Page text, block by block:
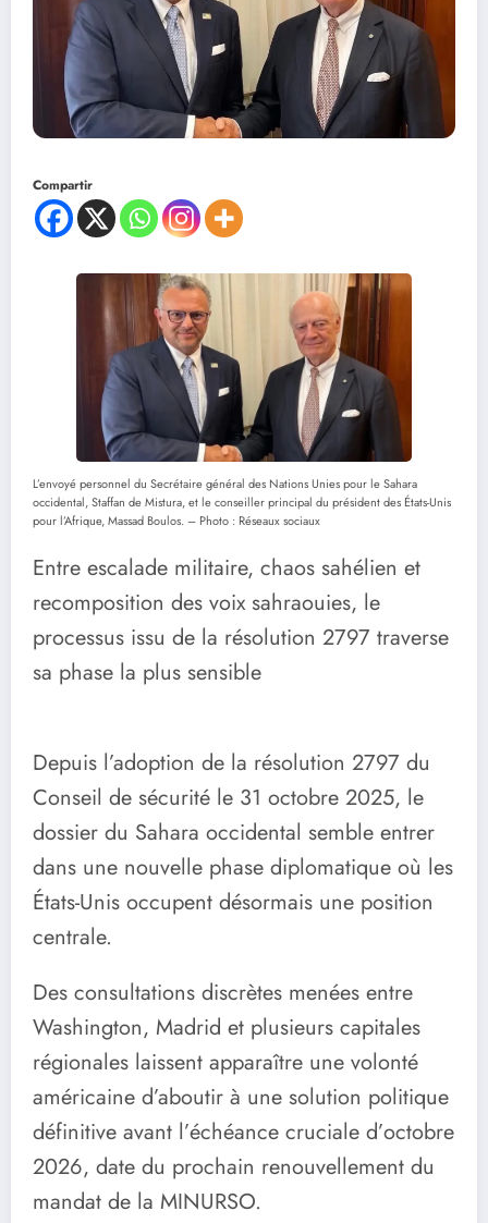
Compartir
L’envoyé personnel du Secrétaire général des Nations Unies pour le Sahara
occidental, Staffan de Mistura, et le conseiller principal du président des États-Unis
pour l’Afrique, Massad Boulos. – Photo : Réseaux sociaux
Entre escalade militaire, chaos sahélien et
recomposition des voix sahraouies, le
processus issu de la résolution 2797 traverse
sa phase la plus sensible
Depuis l’adoption de la résolution 2797 du
Conseil de sécurité le 31 octobre 2025, le
dossier du Sahara occidental semble entrer
dans une nouvelle phase diplomatique où les
États-Unis occupent désormais une position
centrale.
Des consultations discrètes menées entre
Washington, Madrid et plusieurs capitales
régionales laissent apparaître une volonté
américaine d’aboutir à une solution politique
définitive avant l’échéance cruciale d’octobre
2026, date du prochain renouvellement du
mandat de la MINURSO.